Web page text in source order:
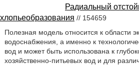
Радиальный
хлопьеобразования // 154659
Полезная модель относится к области
водоснабжения, а именно к
вод и может быть использована к
хозяйственно-питьевых вод и для